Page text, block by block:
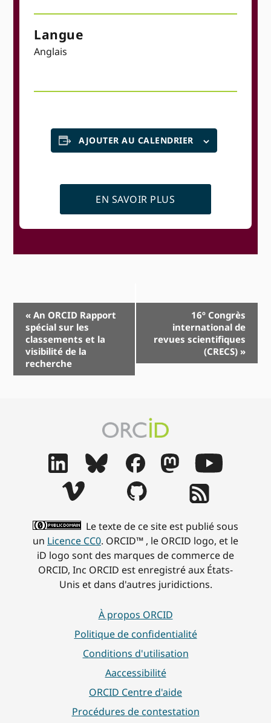
Langue
Anglais
AJOUTER AU CALENDRIER
EN SAVOIR PLUS
Navigation
Event
« An ORCID Rapport
spécial sur les
classements et la
visibilité de la
recherche
16º Congrès
international de
revues scientifiques
(CRECS) »
Le texte de ce site est publié sous
un Licence CC0. ORCID™ , le ORCID logo, et le
iD logo sont des marques de commerce de
ORCID, Inc ORCID est enregistré aux États-
Unis et dans d'autres juridictions.
À propos ORCID
Politique de confidentialité
Conditions d'utilisation
Aaccessibilité
ORCID Centre d'aide
Procédures de contestation